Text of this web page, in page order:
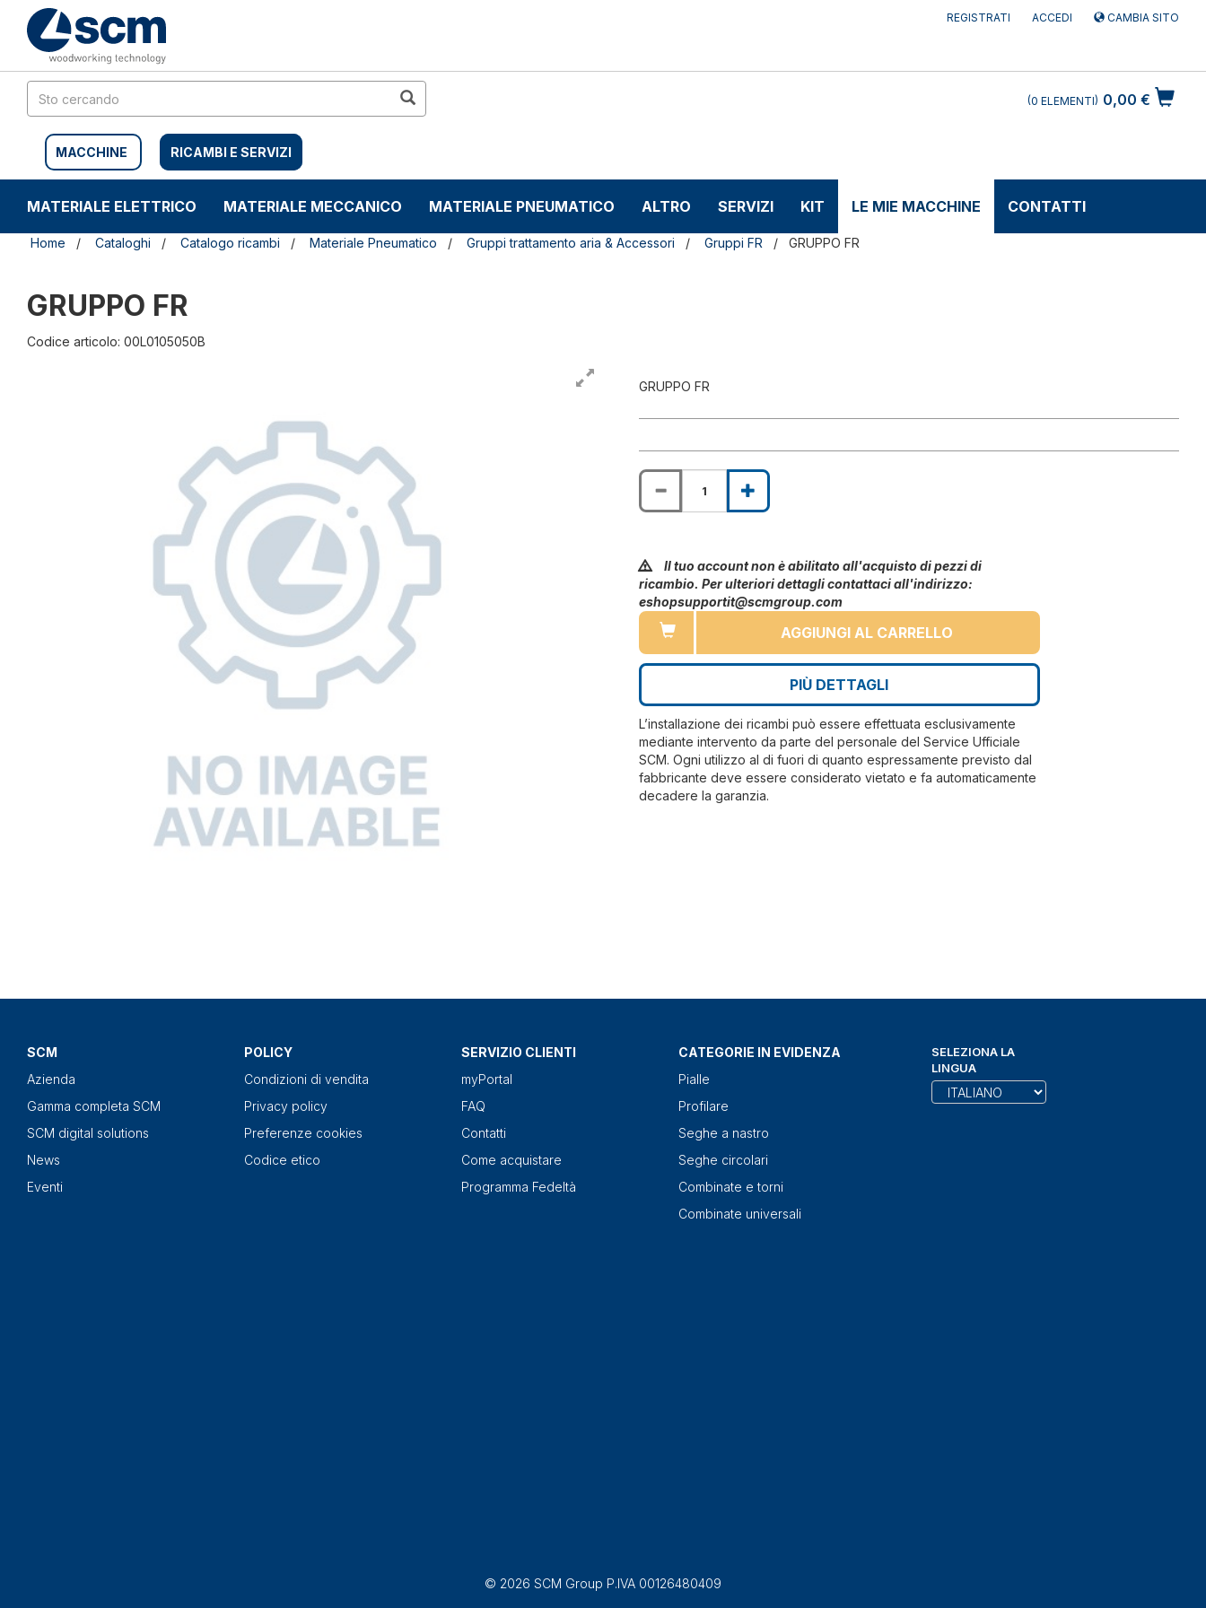
contenuto
menu
navigazione
REGISTRATI ACCEDI CAMBIA SITO
MACCHINE RICAMBI E SERVIZI
0,00 €
0 ELEMENTI
MATERIALE ELETTRICO MATERIALE MECCANICO MATERIALE PNEUMATICO ALTRO SERVIZI KIT LE MIE MACCHINE CONTATTI
Home Cataloghi Catalogo ricambi Materiale Pneumatico Gruppi trattamento aria & Accessori Gruppi FR GRUPPO FR
GRUPPO FR
Codice articolo: 00L0105050B
GRUPPO FR
Il tuo account non è abilitato all'acquisto di pezzi di
ricambio. Per ulteriori dettagli contattaci all'indirizzo:
eshopsupportit@scmgroup.com
AGGIUNGI AL CARRELLO
PIÙ DETTAGLI
L’installazione dei ricambi può essere effettuata esclusivamente
mediante intervento da parte del personale del Service Ufficiale
SCM. Ogni utilizzo al di fuori di quanto espressamente previsto dal
fabbricante deve essere considerato vietato e fa automaticamente
decadere la garanzia.
SCM
Azienda
Gamma completa SCM
SCM digital solutions
News
Eventi
POLICY
Condizioni di vendita
Privacy policy
Preferenze cookies
Codice etico
SERVIZIO CLIENTI
myPortal
FAQ
Contatti
Come acquistare
Programma Fedeltà
CATEGORIE IN EVIDENZA
Pialle
Profilare
Seghe a nastro
Seghe circolari
Combinate e torni
Combinate universali
SELEZIONA LA
LINGUA
© 2026 SCM Group P.IVA 00126480409